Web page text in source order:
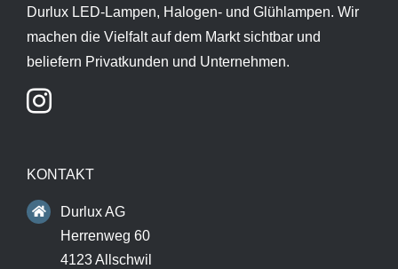
Durlux LED-Lampen, Halogen- und Glühlampen. Wir
machen die Vielfalt auf dem Markt sichtbar und
beliefern Privatkunden und Unternehmen.
KONTAKT
Durlux AG
Herrenweg 60
4123 Allschwil